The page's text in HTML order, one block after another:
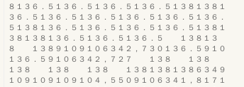
８１３６．５１３６．５１３６．５１３６．５１３８１３８１
３６．５１３６．５１３６．５１３６．５１３６．５１３６．
５１３８１３６．５１３６．５１３６．５１３６．５１３８１
３８１３８１３６．５１３６．５１３６．５ １３８１３
８ １３８９１０９１０６３４２，７３０１３６．５９１０
１３６．５９１０６３４２，７２７ １３８ １３８
１３８ １３８ １３８ １３８１３８１３８６３４９
１０９１０９１０９１０４，５５０９１０６３４１，８１７１